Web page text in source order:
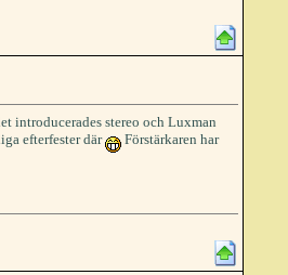
introducerades stereo och Luxman
efterfester där
Förstärkaren har